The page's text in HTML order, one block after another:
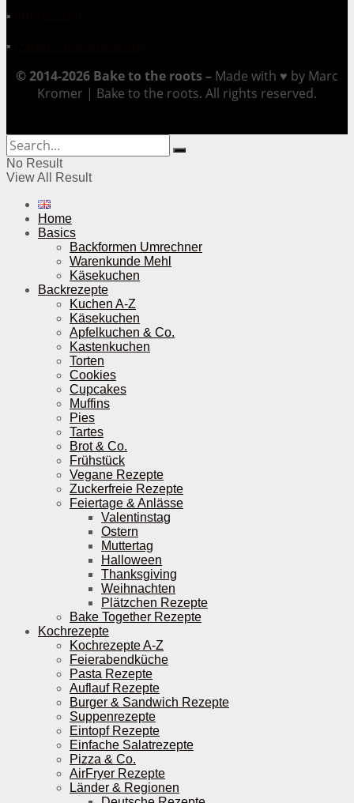
▪
▪
© 2014-2026 Bake to the roots – Made with ♥ by Marc
Kromer | Bake to the roots. All rights reserved.
No Result
View All Result
Home
Basics
Backformen Umrechner
Warenkunde Mehl
Käsekuchen
Backrezepte
Kuchen A-Z
Käsekuchen
Apfelkuchen & Co.
Kastenkuchen
Torten
Cookies
Cupcakes
Muffins
Pies
Tartes
Brot & Co.
Frühstück
Vegane Rezepte
Zuckerfreie Rezepte
Feiertage & Anlässe
Valentinstag
Ostern
Muttertag
Halloween
Thanksgiving
Weihnachten
Plätzchen Rezepte
Bake Together Rezepte
Kochrezepte
Kochrezepte A-Z
Feierabendküche
Pasta Rezepte
Auflauf Rezepte
Burger & Sandwich Rezepte
Suppenrezepte
Eintopf Rezepte
Einfache Salatrezepte
Pizza & Co.
AirFryer Rezepte
Länder & Regionen